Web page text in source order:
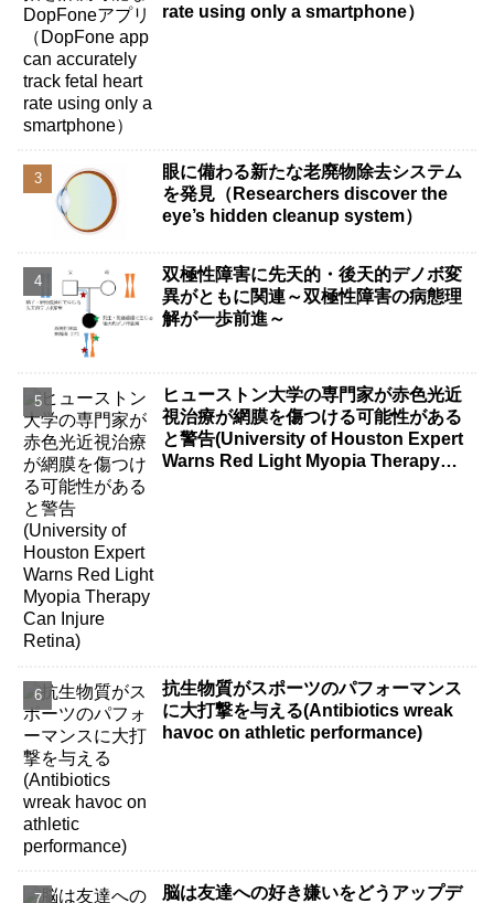
rate using only a smartphone）
眼に備わる新たな老廃物除去システム
を発見（Researchers discover the
eye’s hidden cleanup system）
双極性障害に先天的・後天的デノボ変
異がともに関連～双極性障害の病態理
解が一歩前進～
ヒューストン大学の専門家が赤色光近
視治療が網膜を傷つける可能性がある
と警告(University of Houston Expert
Warns Red Light Myopia Therapy
抗生物質がスポーツのパフォーマンス
に大打撃を与える(Antibiotics wreak
havoc on athletic performance)
脳は友達への好き嫌いをどうアップデ